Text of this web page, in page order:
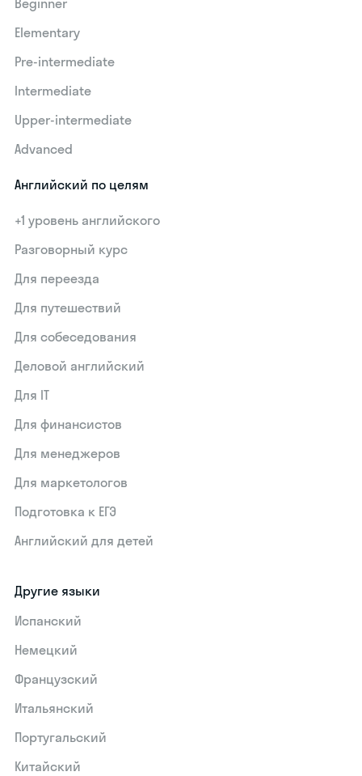
Beginner
Elementary
Pre-intermediate
Intermediate
Upper-intermediate
Advanced
Английский по целям
+1 уровень английского
Разговорный курс
Для переезда
Для путешествий
Для собеседования
Деловой английский
Для IT
Для финансистов
Для менеджеров
Для маркетологов
Подготовка к ЕГЭ
Английский для детей
Другие языки
Испанский
Немецкий
Французский
Итальянский
Португальский
Китайский